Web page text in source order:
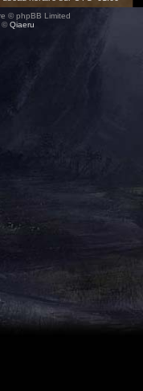
© phpBB Limited
©Qiaeru